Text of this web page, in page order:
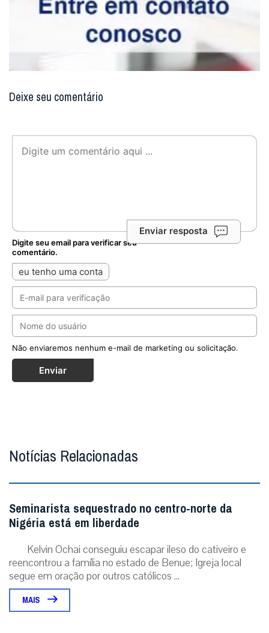
Deixe seu comentário
Enviar resposta
Digite seu email para verificar seu
comentário.
eu tenho uma conta
Não enviaremos nenhum e-mail de marketing ou solicitação.
Enviar
Notícias Relacionadas
Seminarista sequestrado no centro-norte da
Nigéria está em liberdade
Kelvin Ochai conseguiu escapar ileso do cativeiro e
reencontrou a família no estado de Benue; Igreja local
segue em oração por outros católicos ...
MAIS